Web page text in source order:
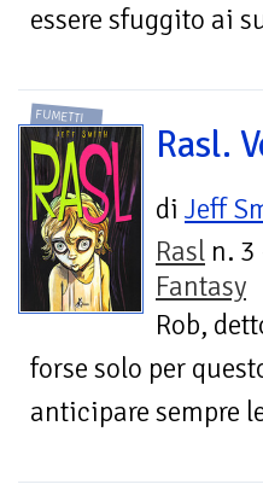
essere sfuggito ai
FUMETTI
Rasl.
di Jeff
Rasl n.
Fantasy
Rob,
forse solo per
anticipare sempre